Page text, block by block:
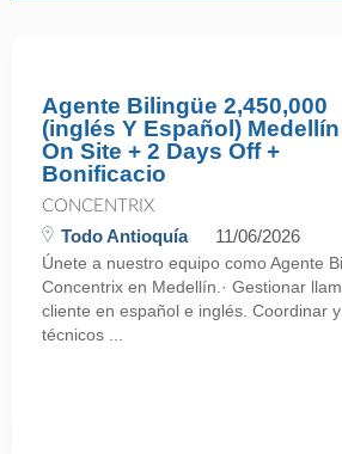
Agente Bilingüe 2,450,000
(inglés Y Español)
On Site + 2 Days Off +
Bonificacio
CONCENTRIX
Todo Antioquía 11/06/2026
Únete a nuestro equipo como Agente
Concentrix en Medellín.· Gestionar
cliente en español e inglés. Coordinar
técnicos ...